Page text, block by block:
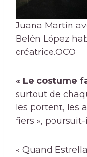
Juana Martín
Belén López
créatrice.OCO
« Le costume
surtout de
les portent, les
fiers », poursuit-
« Quand